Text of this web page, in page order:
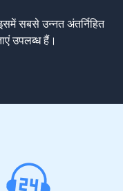
सबसे उन्नत अंतर्निहित
उपलब्ध हैं।